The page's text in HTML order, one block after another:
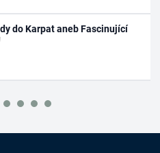
do Karpat aneb Fascinující